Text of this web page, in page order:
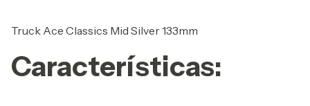
Truck Ace Classics Mid Silver 133mm
Características: